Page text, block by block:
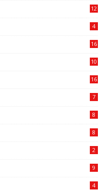
12
4
16
10
16
7
8
8
2
9
4